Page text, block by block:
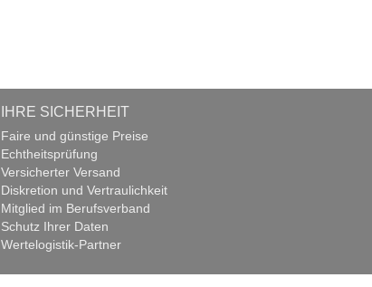
IHRE SICHERHEIT
Faire und günstige Preise
Echtheitsprüfung
Versicherter Versand
Diskretion und Vertraulichkeit
Mitglied im Berufsverband
Schutz Ihrer Daten
Wertelogistik-Partner